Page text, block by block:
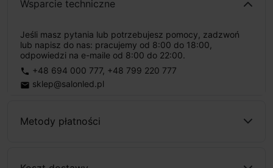
Wsparcie techniczne
Jeśli masz pytania lub potrzebujesz pomocy, zadzwoń
lub napisz do nas: pracujemy od 8:00 do 18:00,
odpowiedzi na e-maile od 8:00 do 22:00.
phone +48 694 000 777, +48 799 220 777
email sklep@salonled.pl
Metody płatności